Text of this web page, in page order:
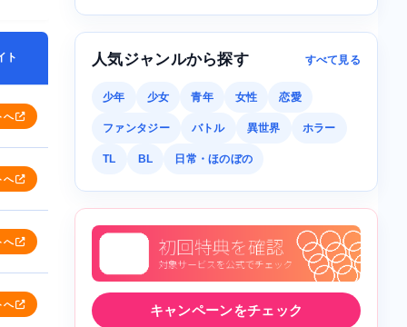
ト
へ
へ
へ
へ
人気ジャンルから探す すべて見る
少年 少女 青年 女性 恋愛
ファンタジー バトル 異世界 ホラー
TL BL 日常・ほのぼの
キャンペーンをチェック